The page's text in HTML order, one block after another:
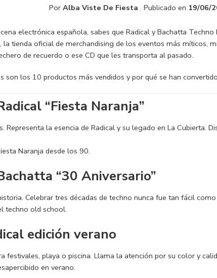
Por Alba Viste De Fiesta . Publicado en 19/06/
electrónica española, sabes que Radical y Bachatta
, la tienda oficial de merchandising de los eventos más míticos,
de recuerdo o ese CD que les transporta al pasado.
son los 10 productos más vendidos y por qué se han
“Fiesta Naranja”
Representa la esencia de Radical y su legado en La Cubierta.
Naranja desde los 90.
“30 Aniversario”
Celebrar tres décadas de techno nunca fue tan fácil
techno old school.
edición verano
festivales, playa o piscina. Llama la atención por su color y
en verano.